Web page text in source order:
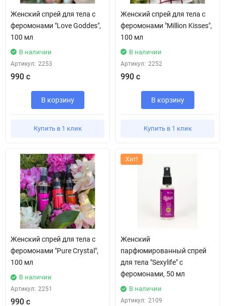
Женский спрей для тела с
феромонами "Love Goddes",
100 мл
В наличии
Артикул: 2253
990 с
В корзину
Купить в 1 клик
Женский спрей для тела с
феромонами "Million Kisses",
100 мл
В наличии
Артикул: 2252
990 с
В корзину
Купить в 1 клик
Женский спрей для тела с
феромонами "Pure Crystal",
100 мл
В наличии
Артикул: 2251
990 с
Хит!
Женский
парфюмированный спрей
для тела "Sexylife" с
феромонами, 50 мл
В наличии
Артикул: 2109